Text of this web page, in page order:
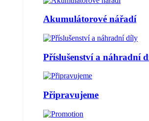
Akumulátorové nářadí
Příslušenství a náhradní
Připravujeme